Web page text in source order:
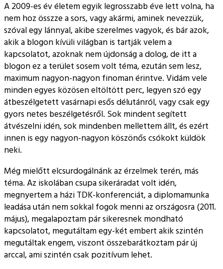
A 2009-es év életem egyik legrosszabb éve lett volna, ha
nem hoz összze a sors, vagy akármi, aminek nevezzük,
szóval egy lánnyal, akibe szerelmes vagyok, és bár azok,
akik a blogon kívüli világban is tartják velem a
kapcsolatot, azoknak nem újdonság a dolog, de itt a
blogon ez a terület sosem volt téma, ezután sem lesz,
maximum nagyon-nagyon finoman érintve. Vidám vele
minden egyes közösen eltöltött perc, legyen szó egy
átbeszélgetett vasárnapi esős délutánról, vagy csak egy
gyors netes beszélgetésről. Sok mindent segített
átvészelni idén, sok mindenben mellettem állt, és ezért
innen is egy nagyon-nagyon köszönős csókokt küldök
neki.
Még mielőtt elcsurdogálnánk az érzelmek terén, más
téma. Az iskolában csupa sikeráradat volt idén,
megnyertem a házi TDK-konferenciát, a diplomamunka
leadása után nem sokkal fogok menni az országosra (2011.
május), megalapoztam pár sikeresnek mondható
kapcsolatot, megutáltam egy-két embert akik szintén
megutáltak engem, viszont összebarátkoztam pár új
arccal, ami szintén csak pozitívum lehet.